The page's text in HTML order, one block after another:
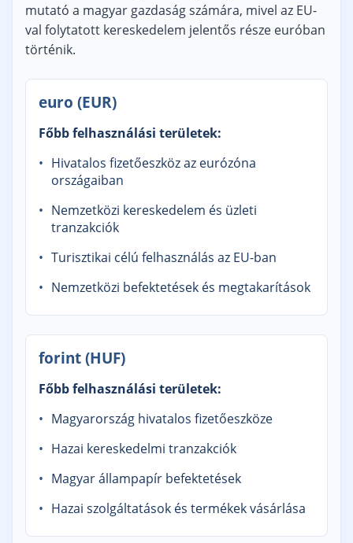
mutató a magyar gazdaság számára, mivel az EU-
val folytatott kereskedelem jelentős része euróban
történik.
euro (EUR)
Főbb felhasználási területek:
Hivatalos fizetőeszköz az eurózóna
országaiban
Nemzetközi kereskedelem és üzleti
tranzakciók
Turisztikai célú felhasználás az EU-ban
Nemzetközi befektetések és megtakarítások
forint (HUF)
Főbb felhasználási területek:
Magyarország hivatalos fizetőeszköze
Hazai kereskedelmi tranzakciók
Magyar állampapír befektetések
Hazai szolgáltatások és termékek vásárlása